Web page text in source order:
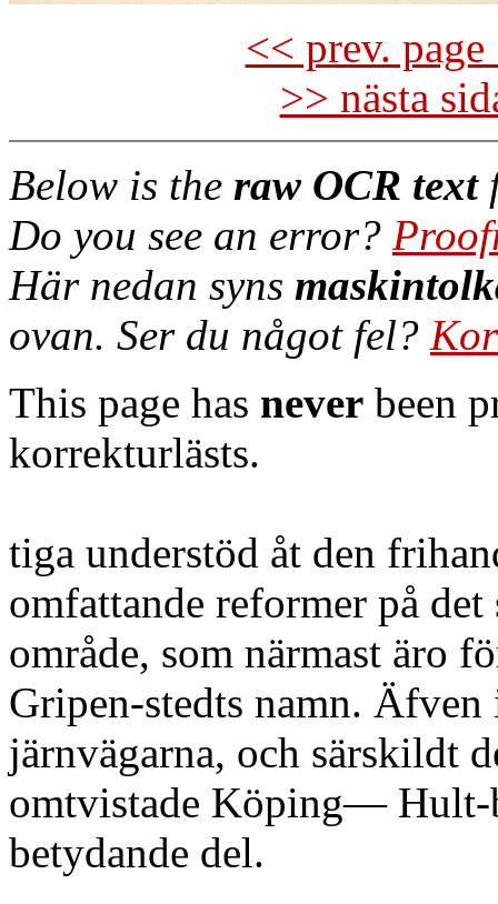
<< prev.
>> nästa
Below is the raw OCR text
Do you see an error?
Här nedan syns
ovan. Ser du något fel?
This page has never been
korrekturlästs.
tiga understöd åt den
omfattande reformer på
område, som närmast äro
Gripen-stedts namn.
järnvägarna, och särskildt
omtvistade Köping— Hult-
betydande del.